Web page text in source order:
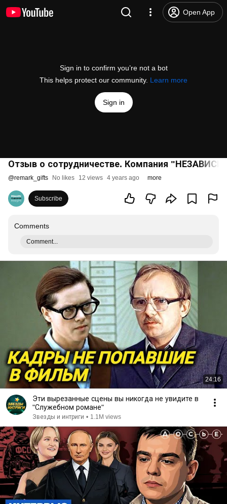
Open App
Sign in to confirm you’re not a bot
This helps protect our community. Learn more
Sign in
Отзыв о сотрудничестве. Компания
@remark_gifts No likes 12 views 4 years ago more
Subscribe
Comments
Comment...
24:16
Эти вырезанные сцены вы никогда не увидите в
"Служебном романе"
Звезды и интриги • 1.1M views